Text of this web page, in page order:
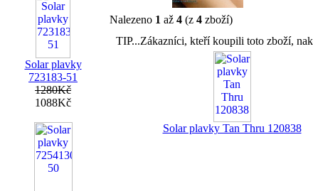
Solar plavky
723183-51
1280Kč
1088Kč
Nalezeno 1 až 4 (z 4 zboží)
TIP...Zákazníci, kteří koupili toto zboží,
Solar plavky Tan Thru 120838